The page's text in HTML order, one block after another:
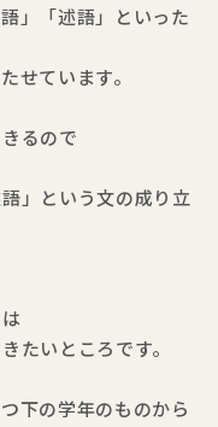
」「述語」といった
せています。
るので
」という文の成り立
たいところです。
下の学年のものから